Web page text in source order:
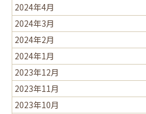
2024年4月
2024年3月
2024年2月
2024年1月
2023年12月
2023年11月
2023年10月